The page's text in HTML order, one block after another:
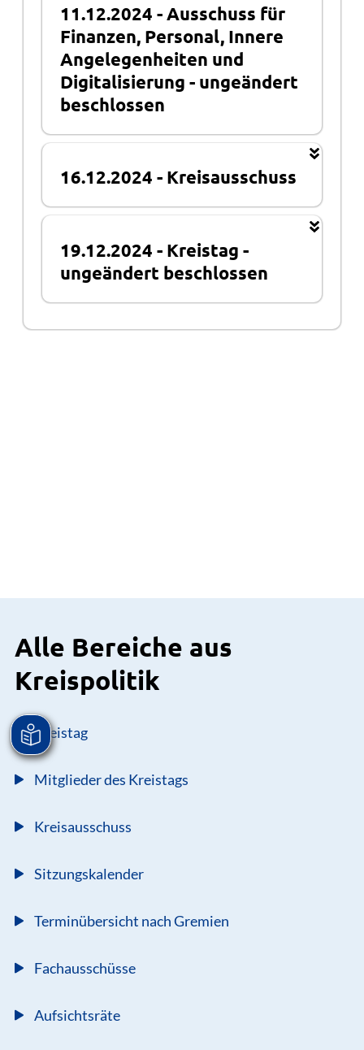
11.12.2024 -Ausschuss für
Finanzen, Personal, Innere
Angelegenheiten und
Digitalisierung - ungeändert
beschlossen
16.12.2024 - Kreisausschuss
19.12.2024 - Kreistag -
ungeändert beschlossen
Alle Bereiche aus
Kreispolitik
Kreistag
Mitglieder des Kreistags
Kreisausschuss
Sitzungskalender
Terminübersicht nach Gremien
Fachausschüsse
Aufsichtsräte